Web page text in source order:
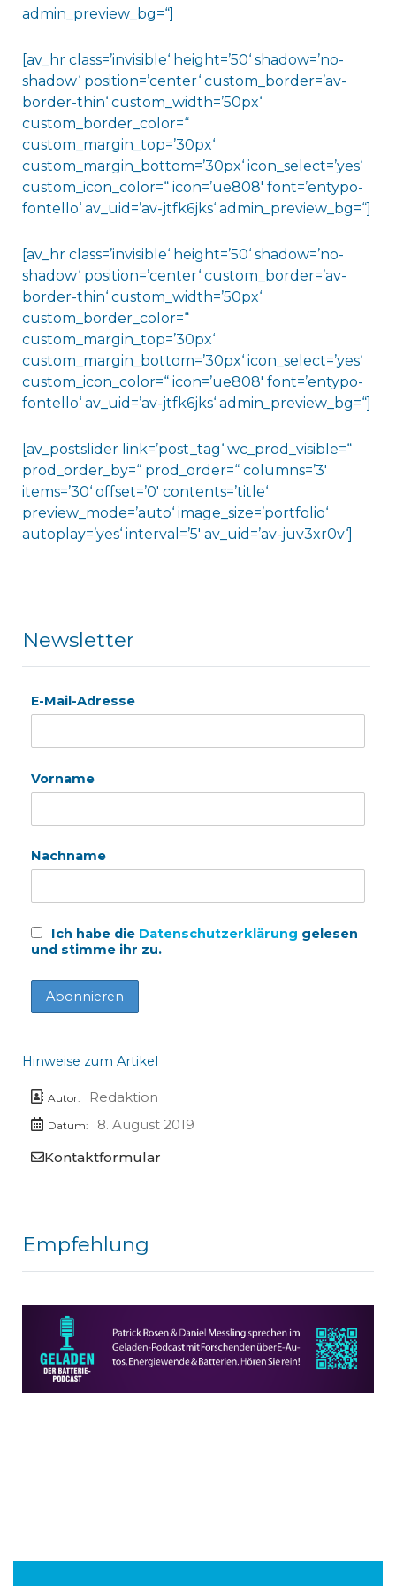
admin_preview_bg=“]
[av_hr class=’invisible‘ height=’50‘ shadow=’no-
shadow‘ position=’center‘ custom_border=’av-
border-thin‘ custom_width=’50px‘
custom_border_color=“
custom_margin_top=’30px‘
custom_margin_bottom=’30px‘ icon_select=’yes‘
custom_icon_color=“ icon=’ue808′ font=’entypo-
fontello‘ av_uid=’av-jtfk6jks‘ admin_preview_bg=“]
[av_hr class=’invisible‘ height=’50‘ shadow=’no-
shadow‘ position=’center‘ custom_border=’av-
border-thin‘ custom_width=’50px‘
custom_border_color=“
custom_margin_top=’30px‘
custom_margin_bottom=’30px‘ icon_select=’yes‘
custom_icon_color=“ icon=’ue808′ font=’entypo-
fontello‘ av_uid=’av-jtfk6jks‘ admin_preview_bg=“]
[av_postslider link=’post_tag‘ wc_prod_visible=“
prod_order_by=“ prod_order=“ columns=’3′
items=’30‘ offset=’0′ contents=’title‘
preview_mode=’auto‘ image_size=’portfolio‘
autoplay=’yes‘ interval=’5′ av_uid=’av-juv3xr0v‘]
Newsletter
E-Mail-Adresse
Vorname
Nachname
Ich habe die Datenschutzerklärung gelesen
und stimme ihr zu.
Hinweise zum Artikel
Autor: Redaktion
Datum:
8. August 2019
Kontaktformular
Empfehlung